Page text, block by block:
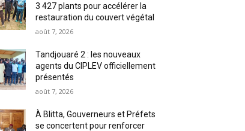
3 427 plants pour accélérer la
restauration du couvert végétal
août 7, 2026
Tandjouaré 2 : les nouveaux
agents du CIPLEV officiellement
présentés
août 7, 2026
À Blitta, Gouverneurs et Préfets
se concertent pour renforcer